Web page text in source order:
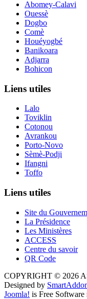
Abomey-Calavi
Ouessè
Dogbo
Comè
Houéyogbé
Banikoara
Adjarra
Bohicon
Liens utiles
Lalo
Toviklin
Cotonou
Avrankou
Porto-Novo
Sèmè-Podji
Ifangni
Toffo
Liens utiles
Site du
La Présidence
Les Ministères
ACCESS
Centre du savoir
QR Code
COPYRIGHT © 2026
Designed by
Joomla! is Free Software